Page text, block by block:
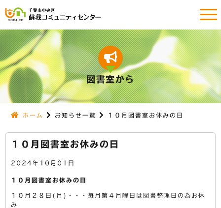
図書室から
ホーム お知らせ一覧 １０月図書室お休みの日
１０月図書室お休みの日
2024年10月01日
１０月図書室お休みの日
１０月２８日(月)・・・毎月第４月曜日は図書整理日の為お休
み